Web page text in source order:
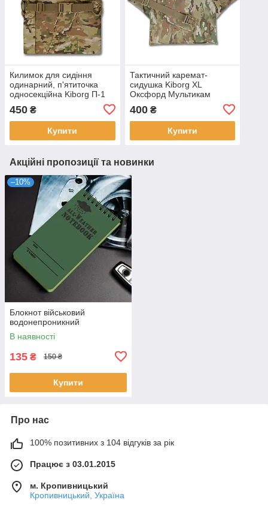
Килимок для сидіння
одинарний, п'ятиточка
односекційна Kiborg П-1
450 ₴
Купити
Тактичний каремат-
сидушка Kiborg XL
Оксфорд Мультикам
400₴
Купити
Акційні пропозиції та новинки
–10%
Блокнот військовий
водонепроникний
В наявності
135 ₴ 150 ₴
Купити
Про нас
100% позитивних з 104 відгуків за рік
Працює з 03.01.2015
м. Кропивницький
Кропивницький, Україна